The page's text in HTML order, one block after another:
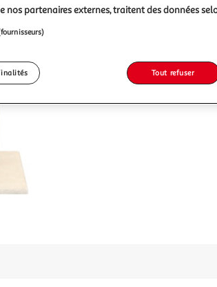
nos partenaires externes, traitent des données
Tout refuser